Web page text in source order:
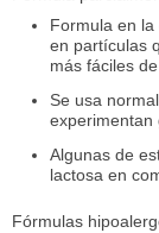
Formula en
en partículas
más fáciles
Se usa
experimentan
Algunas de
lactosa en
Fórmulas